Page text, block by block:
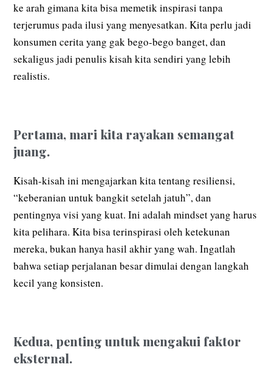
ke arah gimana kita bisa memetik inspirasi tanpa
terjerumus pada ilusi yang menyesatkan. Kita perlu jadi
konsumen cerita yang gak bego-bego banget, dan
sekaligus jadi penulis kisah kita sendiri yang lebih
realistis.
Pertama, mari kita rayakan semangat
juang.
Kisah-kisah ini mengajarkan kita tentang resiliensi,
“keberanian untuk bangkit setelah jatuh”, dan
pentingnya visi yang kuat. Ini adalah mindset yang harus
kita pelihara. Kita bisa terinspirasi oleh ketekunan
mereka, bukan hanya hasil akhir yang wah. Ingatlah
bahwa setiap perjalanan besar dimulai dengan langkah
kecil yang konsisten.
Kedua, penting untuk mengakui faktor
eksternal.